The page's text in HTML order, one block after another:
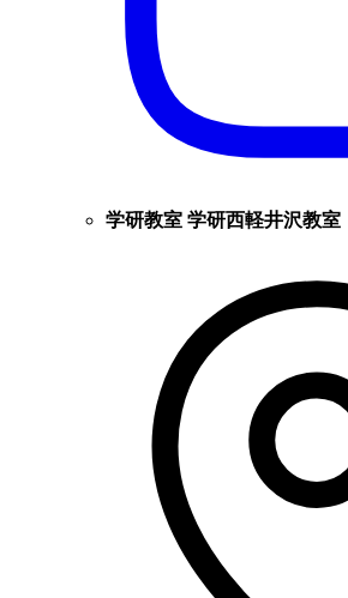
学研教室 学研西軽井沢教室